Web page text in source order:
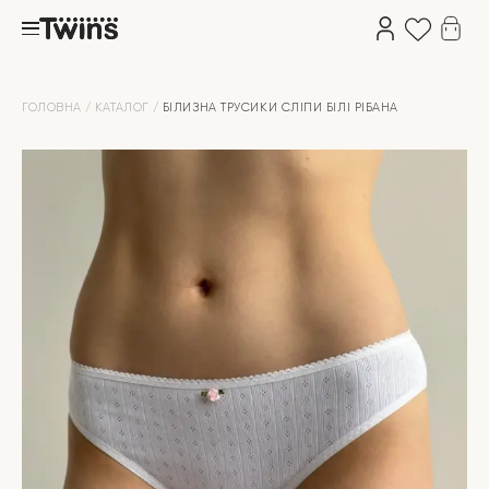
ГОЛОВНА КАТАЛОГ БІЛИЗНА ТРУСИКИ СЛІПИ БІЛІ РІБАНА